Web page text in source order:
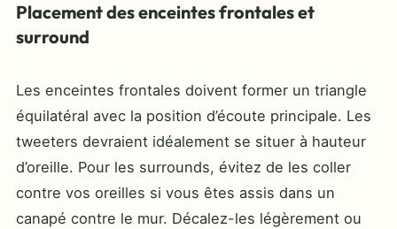
Placement des enceintes frontales et
surround
Les enceintes frontales doivent former un triangle
équilatéral avec la position d’écoute principale. Les
tweeters devraient idéalement se situer à hauteur
d’oreille. Pour les surrounds, évitez de les coller
contre vos oreilles si vous êtes assis dans un
canapé contre le mur. Décalez-les légèrement ou